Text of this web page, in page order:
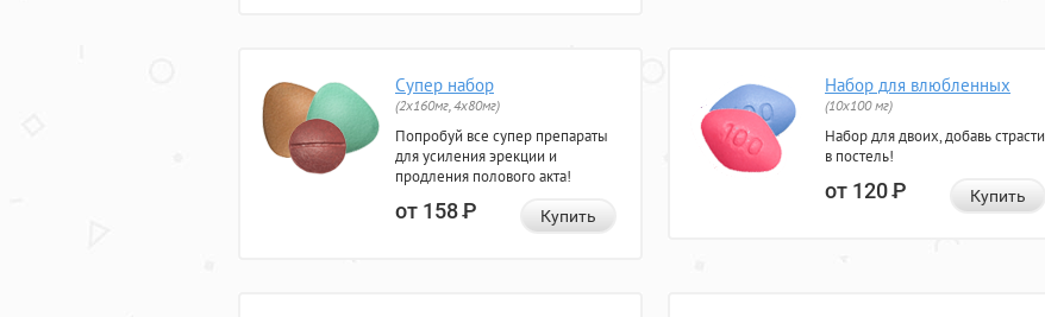
Супер набор
(2х160мг, 4х80мг)
Попробуй все супер препараты
для усиления эрекции и
продления полового акта!
от 158Р Купить
Набор для влюбленных
(10х100 мг)
Набор для двоих, добавь страсти
в постель!
от 120Р Купить